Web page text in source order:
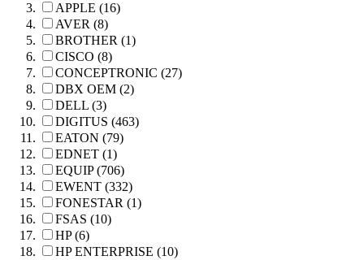
APPLE (16)
AVER (8)
BROTHER (1)
CISCO (8)
CONCEPTRONIC (27)
DBX OEM (2)
DELL (3)
DIGITUS (463)
EATON (79)
EDNET (1)
EQUIP (706)
EWENT (332)
FONESTAR (1)
FSAS (10)
HP (6)
HP ENTERPRISE (10)